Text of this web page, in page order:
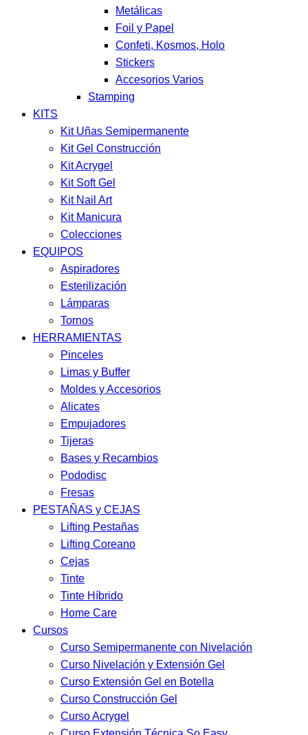
Metálicas
Foil y Papel
Confeti, Kosmos, Holo
Stickers
Accesorios Varios
Stamping
KITS
Kit Uñas Semipermanente
Kit Gel Construcción
Kit Acrygel
Kit Soft Gel
Kit Nail Art
Kit Manicura
Colecciones
EQUIPOS
Aspiradores
Esterilización
Lámparas
Tornos
HERRAMIENTAS
Pinceles
Limas y Buffer
Moldes y Accesorios
Alicates
Empujadores
Tijeras
Bases y Recambios
Pododisc
Fresas
PESTAÑAS y CEJAS
Lifting Pestañas
Lifting Coreano
Cejas
Tinte
Tinte Híbrido
Home Care
Cursos
Curso Semipermanente con Nivelación
Curso Nivelación y Extensión Gel
Curso Extensión Gel en Botella
Curso Construcción Gel
Curso Acrygel